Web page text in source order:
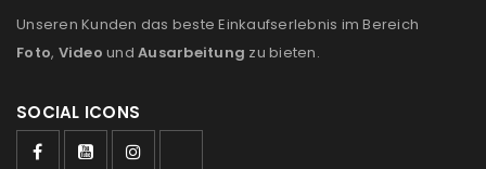
Ja, ich möchte ein Kundenkonto eröffnen und
akzeptiere die
Datenschutzerklärung
REGISTRIEREN
Unseren Kunden das beste Einkaufserlebnis im Bereich
Foto, Video und Ausarbeitung zu bieten.
SOCIAL ICONS